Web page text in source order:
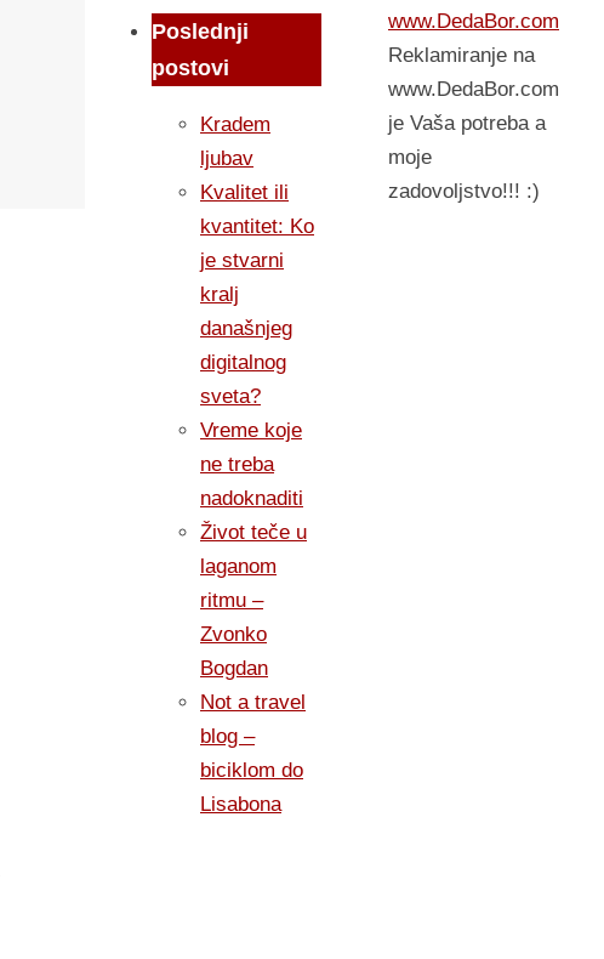
Poslednji
postovi
Kradem
ljubav
Kvalitet ili
kvantitet: Ko
je stvarni
kralj
današnjeg
digitalnog
sveta?
Vreme koje
ne treba
nadoknaditi
Život teče u
laganom
ritmu –
Zvonko
Bogdan
Not a travel
blog –
biciklom do
Lisabona
www.DedaBor.com
Reklamiranje na
www.DedaBor.com
je Vaša potreba a
moje
zadovoljstvo!!! :)